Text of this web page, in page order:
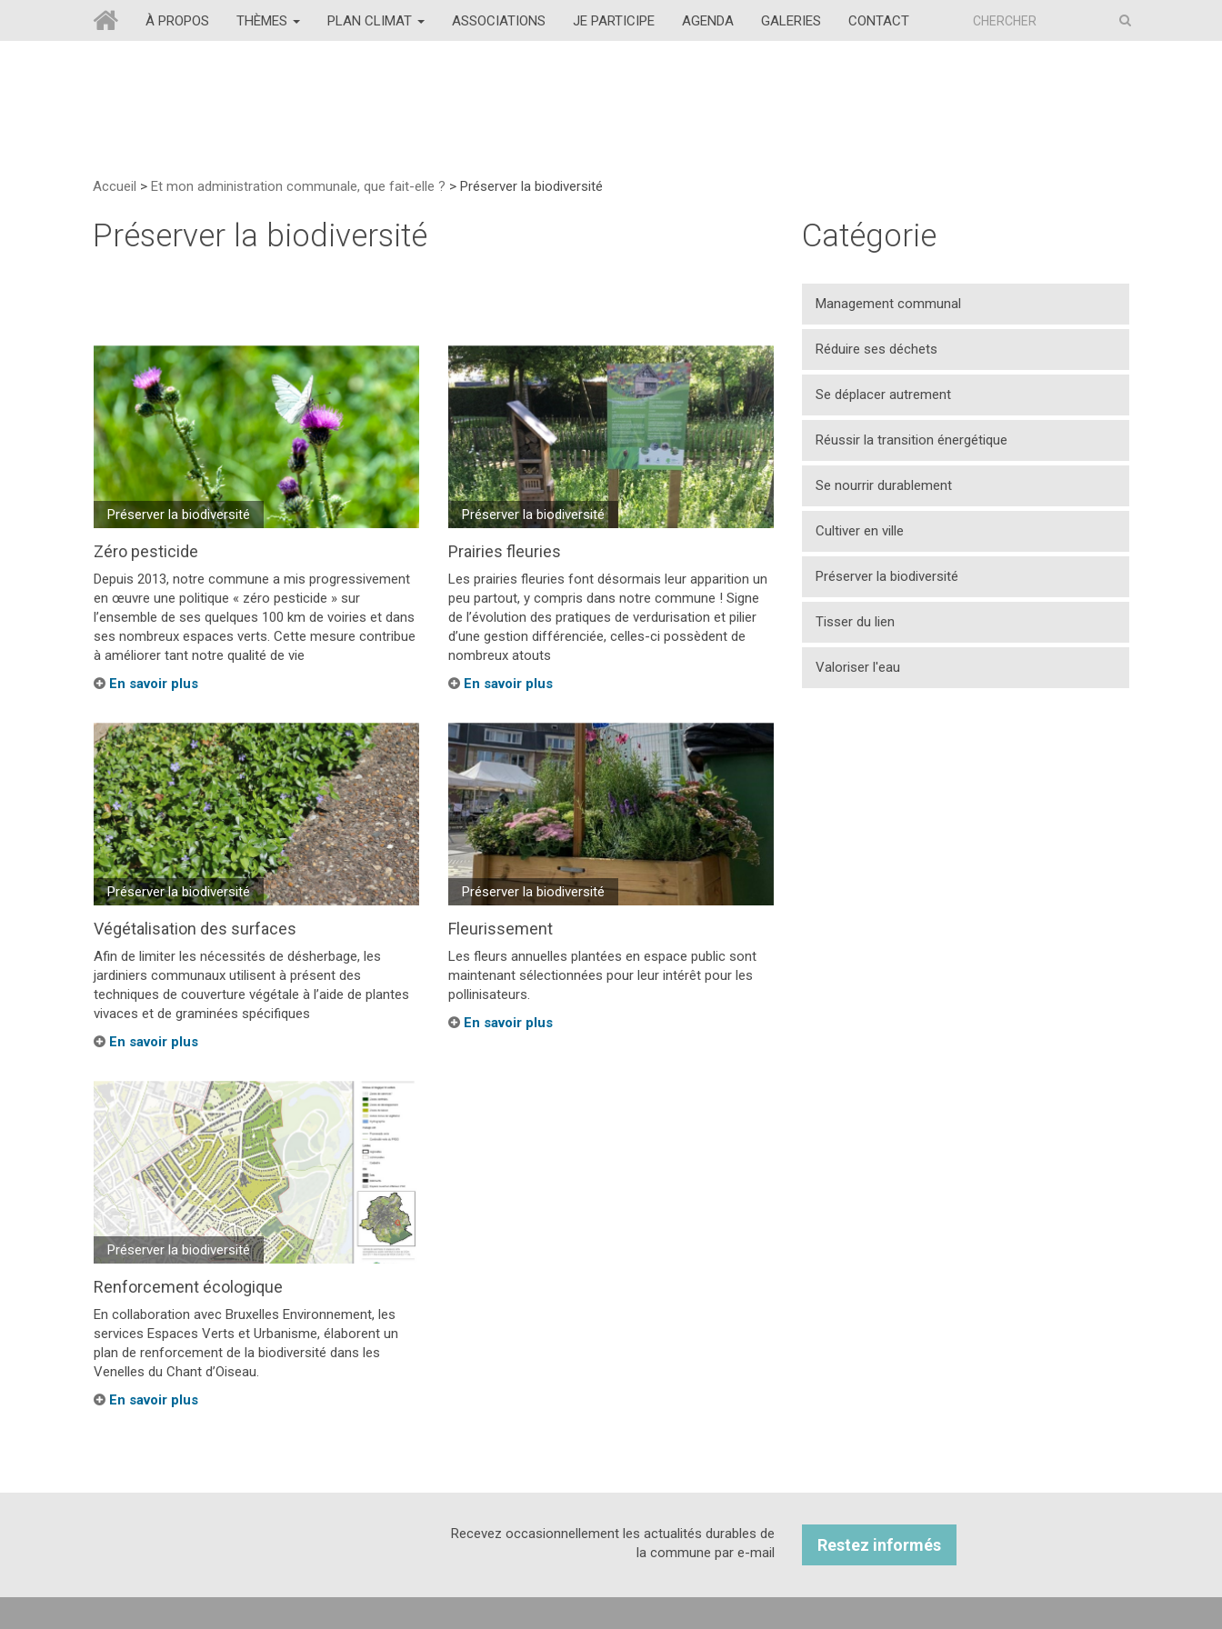
À PROPOS THÈMES PLAN CLIMAT ASSOCIATIONS JE PARTICIPE AGENDA GALERIES CONTACT
Accueil > Et mon administration communale, que fait-elle ? > Préserver la biodiversité
Préserver la biodiversité
Préserver la biodiversité
Zéro pesticide
Depuis 2013, notre commune a mis progressivement
en œuvre une politique « zéro pesticide » sur
l’ensemble de ses quelques 100 km de voiries et dans
ses nombreux espaces verts. Cette mesure contribue
à améliorer tant notre qualité de vie
En savoir plus
Préserver la biodiversité
Prairies fleuries
Les prairies fleuries font désormais leur apparition un
peu partout, y compris dans notre commune ! Signe
de l’évolution des pratiques de verdurisation et pilier
d’une gestion différenciée, celles-ci possèdent de
nombreux atouts
En savoir plus
Préserver la biodiversité
Végétalisation des surfaces
Afin de limiter les nécessités de désherbage, les
jardiniers communaux utilisent à présent des
techniques de couverture végétale à l’aide de plantes
vivaces et de graminées spécifiques
En savoir plus
Préserver la biodiversité
Fleurissement
Les fleurs annuelles plantées en espace public sont
maintenant sélectionnées pour leur intérêt pour les
pollinisateurs.
En savoir plus
Préserver la biodiversité
Renforcement écologique
En collaboration avec Bruxelles Environnement, les
services Espaces Verts et Urbanisme, élaborent un
plan de renforcement de la biodiversité dans les
Venelles du Chant d’Oiseau.
En savoir plus
Catégorie
Management communal
Réduire ses déchets
Se déplacer autrement
Réussir la transition énergétique
Se nourrir durablement
Cultiver en ville
Préserver la biodiversité
Tisser du lien
Valoriser l'eau
Recevez occasionnellement les actualités durables de
la commune par e-mail
Restez informés